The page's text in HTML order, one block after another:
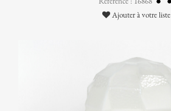
Ajouter à votre liste